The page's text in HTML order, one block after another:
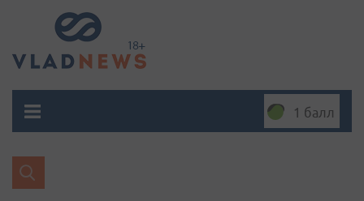
1 балл